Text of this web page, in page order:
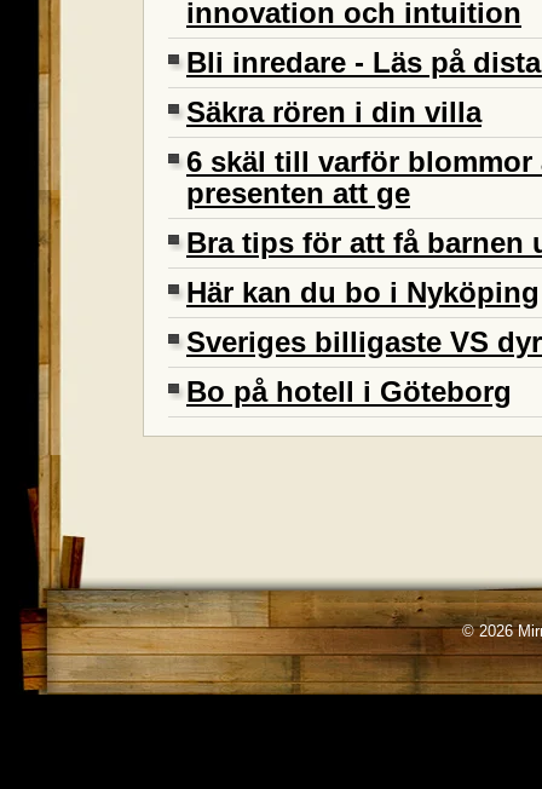
innovation och intuition
Bli inredare - Läs på
Säkra rören i din villa
6 skäl till varför blommor
presenten att ge
Bra tips för att få barnen
Här kan du bo i Nyköping
Sveriges billigaste VS
Bo på hotell i Göteborg
© 2026